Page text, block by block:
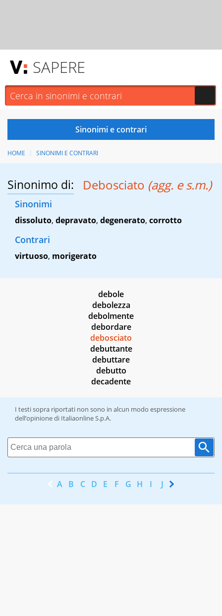
SAPERE
HOME SINONIMI E CONTRARI
Sinonimo di: Debosciato (agg. e s.m.)
Sinonimi
dissoluto, depravato, degenerato, corrotto
Contrari
virtuoso, morigerato
debole
debolezza
debolmente
debordare
debosciato
debuttante
debuttare
debutto
decadente
I testi sopra riportati non sono in alcun modo espressione
dell’opinione di Italiaonline S.p.A.
A B C D E F G H I J K